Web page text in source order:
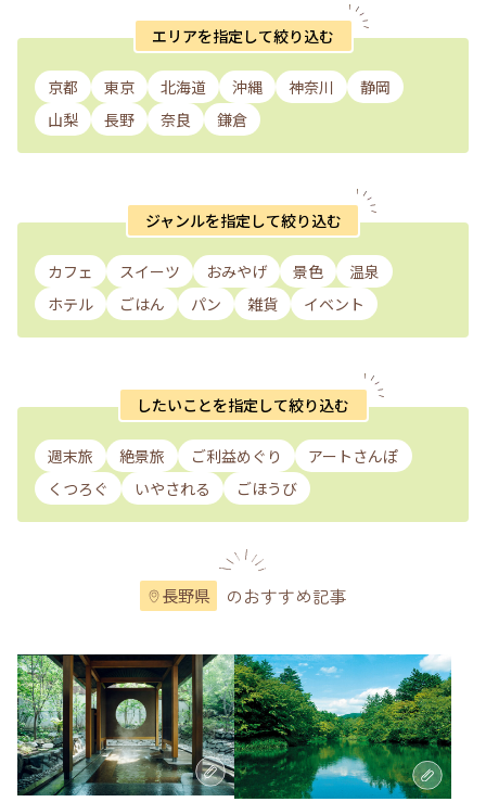
エリアを指定して絞り込む
京都 東京 北海道 沖縄 神奈川
静岡
山梨
長野 奈良 鎌倉
ジャンルを指定して絞り込む
カフェ スイーツ おみやげ 景色
温泉
ホテル
ごはん パン 雑貨 イベント
したいことを指定して絞り込む
週末旅 絶景旅 ご利益めぐり
アートさんぽ
くつろぐ
いやされる ごほうび
長野県 のおすすめ記事